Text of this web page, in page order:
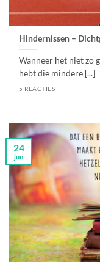
Hindernissen –
Wanneer het niet zo
hebt die mindere [...]
5 REACTIES
24
jun